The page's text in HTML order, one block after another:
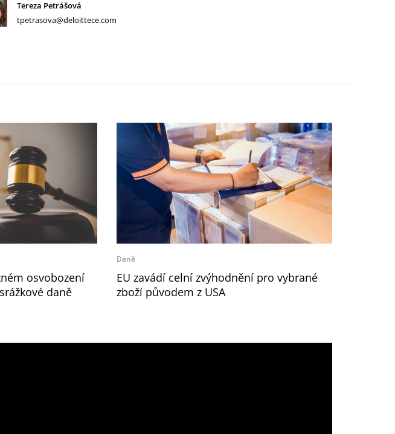
Tereza Petrášová
tpetrasova@deloittece.com
osvobození
daně
Daně
EU zavádí celní zvýhodnění pro vybrané
zboží původem z USA